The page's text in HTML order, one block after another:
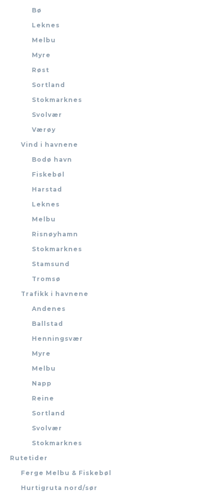
Bø
Leknes
Melbu
Myre
Røst
Sortland
Stokmarknes
Svolvær
Værøy
Vind i havnene
Bodø havn
Fiskebøl
Harstad
Leknes
Melbu
Risnøyhamn
Stokmarknes
Stamsund
Tromsø
Trafikk i havnene
Andenes
Ballstad
Henningsvær
Myre
Melbu
Napp
Reine
Sortland
Svolvær
Stokmarknes
Rutetider
Ferge Melbu & Fiskebøl
Hurtigruta nord/sør